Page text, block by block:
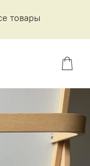
товары